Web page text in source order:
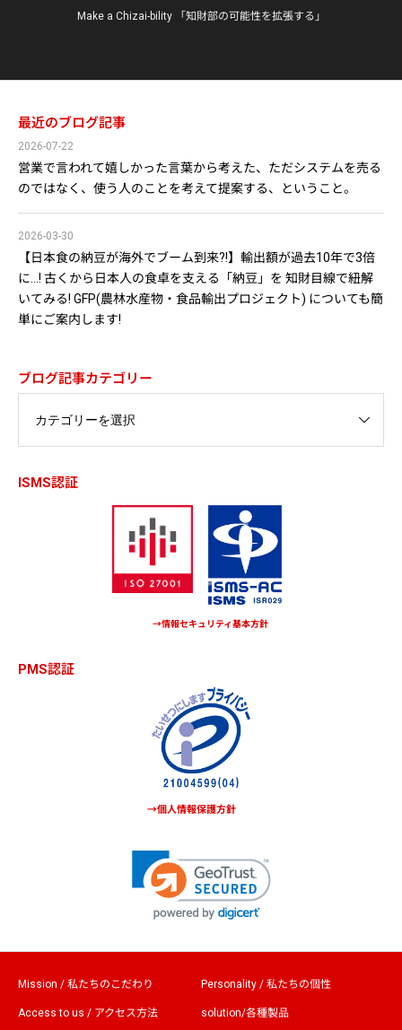
Make a Chizai-bility 「知財部の可能性を拡張する」
最近のブログ記事
営業で言われて嬉しかった言葉から考えた、ただシステムを売る
のではなく、使う人のことを考えて提案する、ということ。
2026-07-22
【日本食の納豆が海外でブーム到来?!】輸出額が過去10年で3倍
に…! 古くから日本人の食卓を支える「納豆」を 知財目線で紐解
いてみる! GFP(農林水産物・食品輸出プロジェクト) についても簡
単にご案内します!
2026-03-30
ブログ記事カテゴリー
ISMS認証
→情報セキュリティ基本方針
PMS認証
→個人情報保護方針
Mission / 私たちのこだわり Personality / 私たちの個性
Access to us / アクセス方法 solution/各種製品